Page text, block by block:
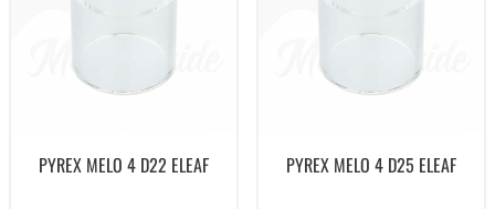
PYREX MELO 4 D22 ELEAF PYREX MELO 4 D25 ELEAF